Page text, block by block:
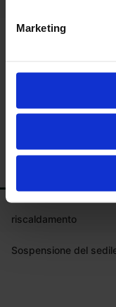
Marketing
Dimensione del
Ulteriori
riscaldamento
Sospensione del